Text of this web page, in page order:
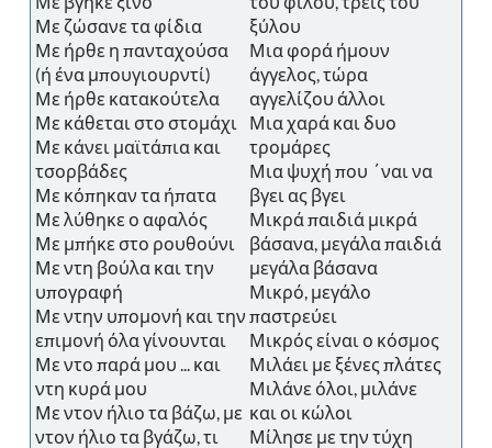
Με ζώσανε τα φίδια
Με ήρθε η πανταχούσα
(ή ένα μπουγιουρντί)
Με ήρθε κατακούτελα
Με κάθεται στο στομάχι
Με κάνει μαϊτάπια και
τσορβάδες
Με κόπηκαν τα ήπατα
Με λύθηκε ο αφαλός
Με μπήκε στο ρουθούνι
Με ντη βούλα και την
υπογραφή
Με ντην υπομονή και την
επιμονή όλα γίνουνται
Με ντο παρά μου ... και
ντη κυρά μου
Με ντον ήλιο τα βάζω, με
ντον ήλιο τα βγάζω, τι
ξύλου
Μια φορά ήμουν
άγγελος, τώρα
αγγελίζου άλλοι
Μια χαρά και δυο
τρομάρες
Μια ψυχή που ΄ναι να
βγει ας βγει
Μικρά παιδιά μικρά
βάσανα, μεγάλα παιδιά
μεγάλα βάσανα
Μικρό, μεγάλο
παστρεύει
Μικρός είναι ο κόσμος
Μιλάει με ξένες πλάτες
Μιλάνε όλοι, μιλάνε
και οι κώλοι
Μίλησε με την τύχη